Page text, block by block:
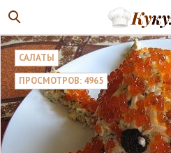
САЛАТЫ
ПРОСМОТРОВ: 4965